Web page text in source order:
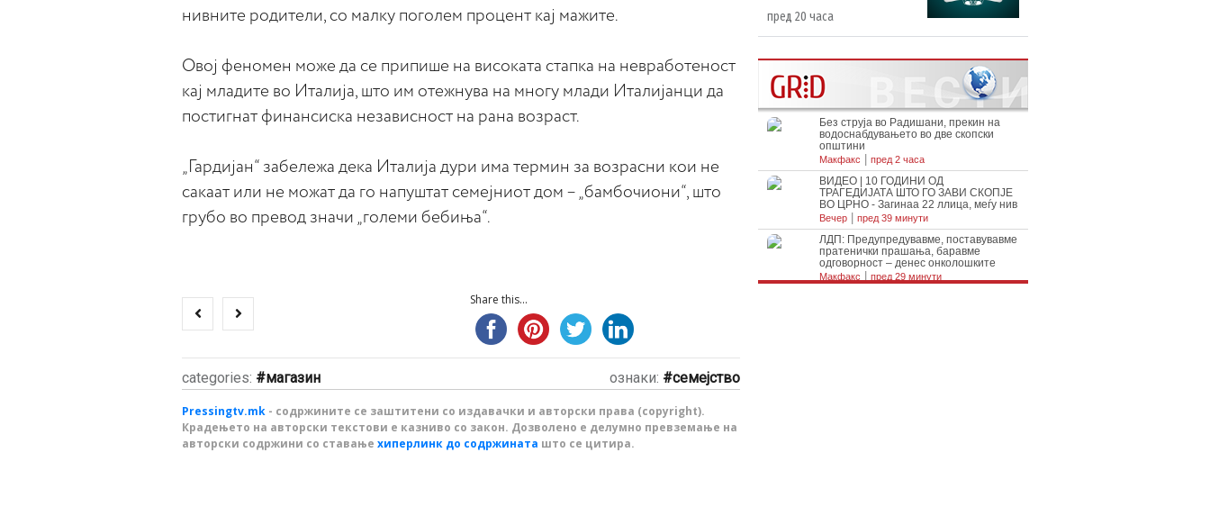
нивните родители, со малку поголем процент кај мажите.
Овој феномен може да се припише на високата стапка на невработеност
кај младите во Италија, што им отежнува на многу млади Италијанци да
постигнат финансиска независност на рана возраст.
„Гардијан“ забележа дека Италија дури има термин за возрасни кои не
сакаат или не можат да го напуштат семејниот дом – „бамбочиони“, што
грубо во превод значи „големи бебиња“.
Share this...
categories: магазин ознаки: семејство
Pressingtv.mk - содржините се заштитени со издавачки и авторски права (copyright).
Крадењето на авторски текстови е казниво со закон. Дозволено е делумно превземање на
авторски содржини со ставање хиперлинк до содржината што се цитира.
пред 20 часа